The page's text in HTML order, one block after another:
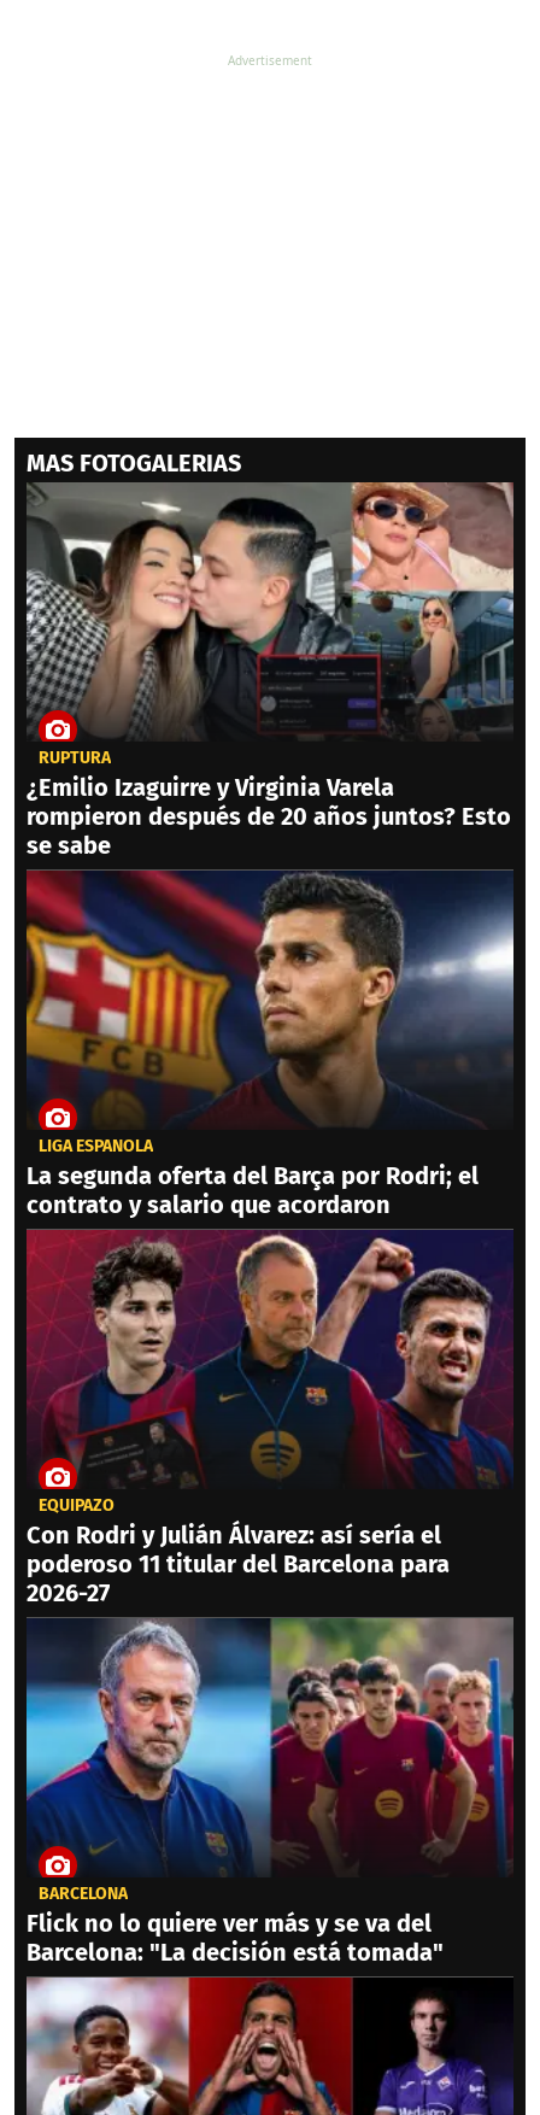
MAS FOTOGALERIAS
RUPTURA
¿Emilio Izaguirre y Virginia Varela
rompieron después de 20 años juntos? Esto
se sabe
LIGA ESPAÑOLA
La segunda oferta del Barça por Rodri; el
contrato y salario que acordaron
EQUIPAZO
Con Rodri y Julián Álvarez: así sería el
poderoso 11 titular del Barcelona para
2026-27
BARCELONA
Flick no lo quiere ver más y se va del
Barcelona: "La decisión está tomada"